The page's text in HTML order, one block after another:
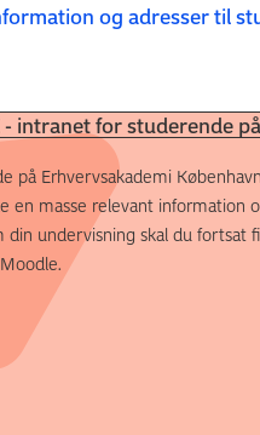
og adresser til
- intranet for studerende
på Erhvervsakademi
en masse relevant information
din undervisning skal du fortsat